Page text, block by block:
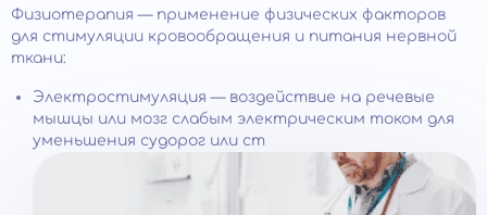
Физиотерапия — применение физических факторов
для стимуляции кровообращения и питания нервной
ткани:
Электростимуляция — воздействие на речевые
мышцы или мозг слабым электрическим током для
уменьшения судорог или ст